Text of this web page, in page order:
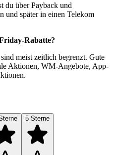
du über Payback und
und später in einen Telekom
Rabatte?
meist zeitlich begrenzt. Gute
Aktionen, WM-Angebote, App-
5 Sterne